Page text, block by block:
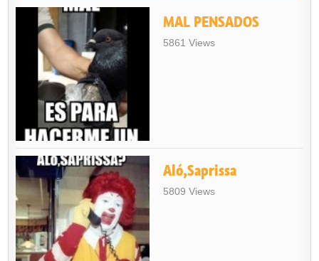
MAL PENSADOS
5861 Views
Aló,Saprissa
5809 Views